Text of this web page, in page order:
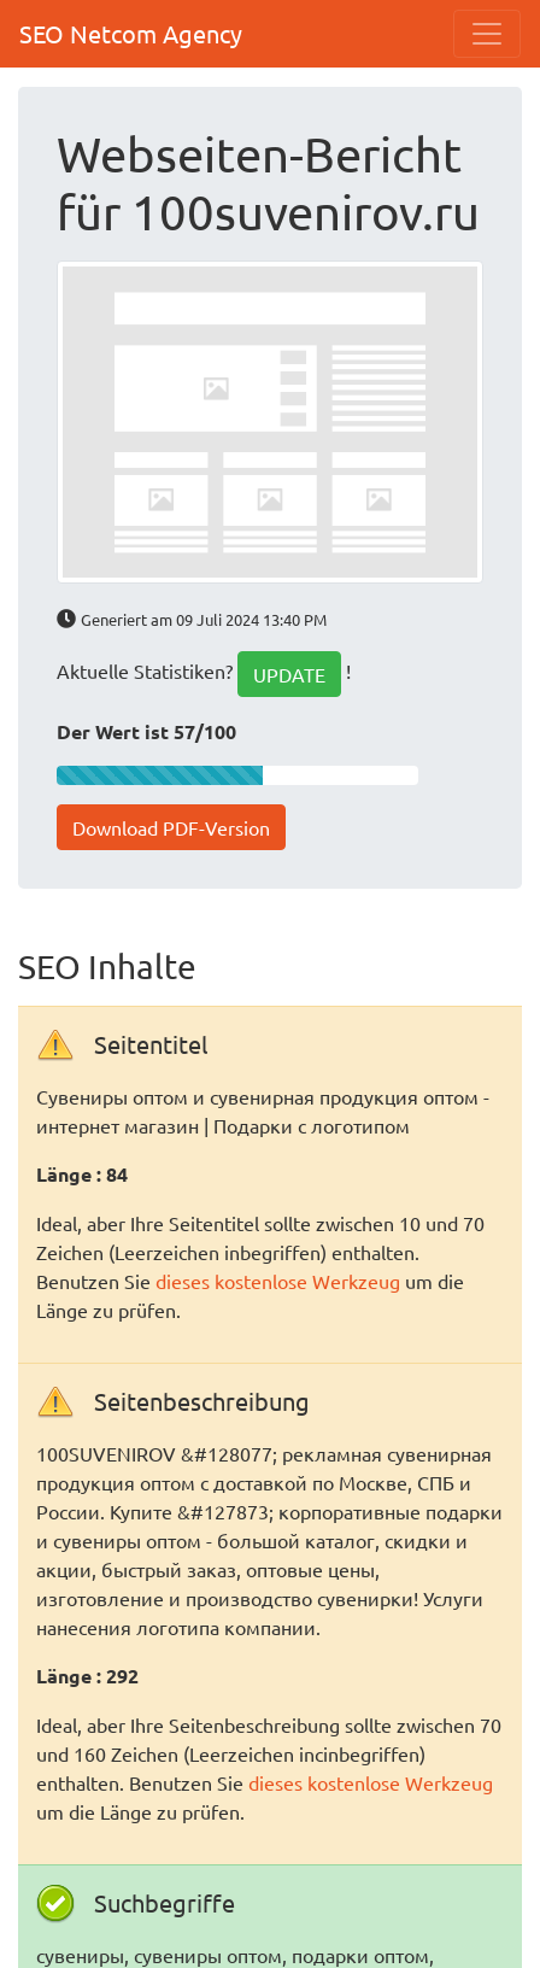
SEO Netcom Agency
Webseiten-Bericht
für 100suvenirov.ru
Generiert am 09 Juli 2024 13:40 PM
Aktuelle Statistiken? UPDATE !
Der Wert ist 57/100
Download PDF-Version
SEO Inhalte
Seitentitel
Сувениры оптом и сувенирная продукция оптом -
интернет магазин | Подарки с логотипом
Länge : 84
Ideal, aber Ihre Seitentitel sollte zwischen 10 und 70
Zeichen (Leerzeichen inbegriffen) enthalten.
Benutzen Sie dieses kostenlose Werkzeug um die
Länge zu prüfen.
Seitenbeschreibung
100SUVENIROV &#128077; рекламная сувенирная
продукция оптом с доставкой по Москве, СПБ и
России. Купите &#127873; корпоративные подарки
и сувениры оптом - большой каталог, скидки и
акции, быстрый заказ, оптовые цены,
изготовление и производство сувенирки! Услуги
нанесения логотипа компании.
Länge : 292
Ideal, aber Ihre Seitenbeschreibung sollte zwischen 70
und 160 Zeichen (Leerzeichen incinbegriffen)
enthalten. Benutzen Sie dieses kostenlose Werkzeug
um die Länge zu prüfen.
Suchbegriffe
сувениры, сувениры оптом, подарки оптом,